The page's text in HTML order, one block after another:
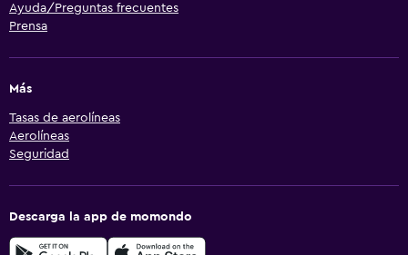
Ayuda/Preguntas frecuentes
Prensa
Más
Tasas de aerolíneas
Aerolíneas
Seguridad
Descarga la app de momondo